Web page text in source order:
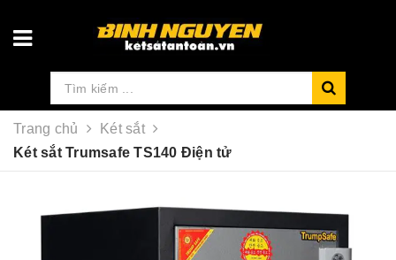
Trang chủ
Két sắt
Két sắt Trumsafe TS140 Điện tử